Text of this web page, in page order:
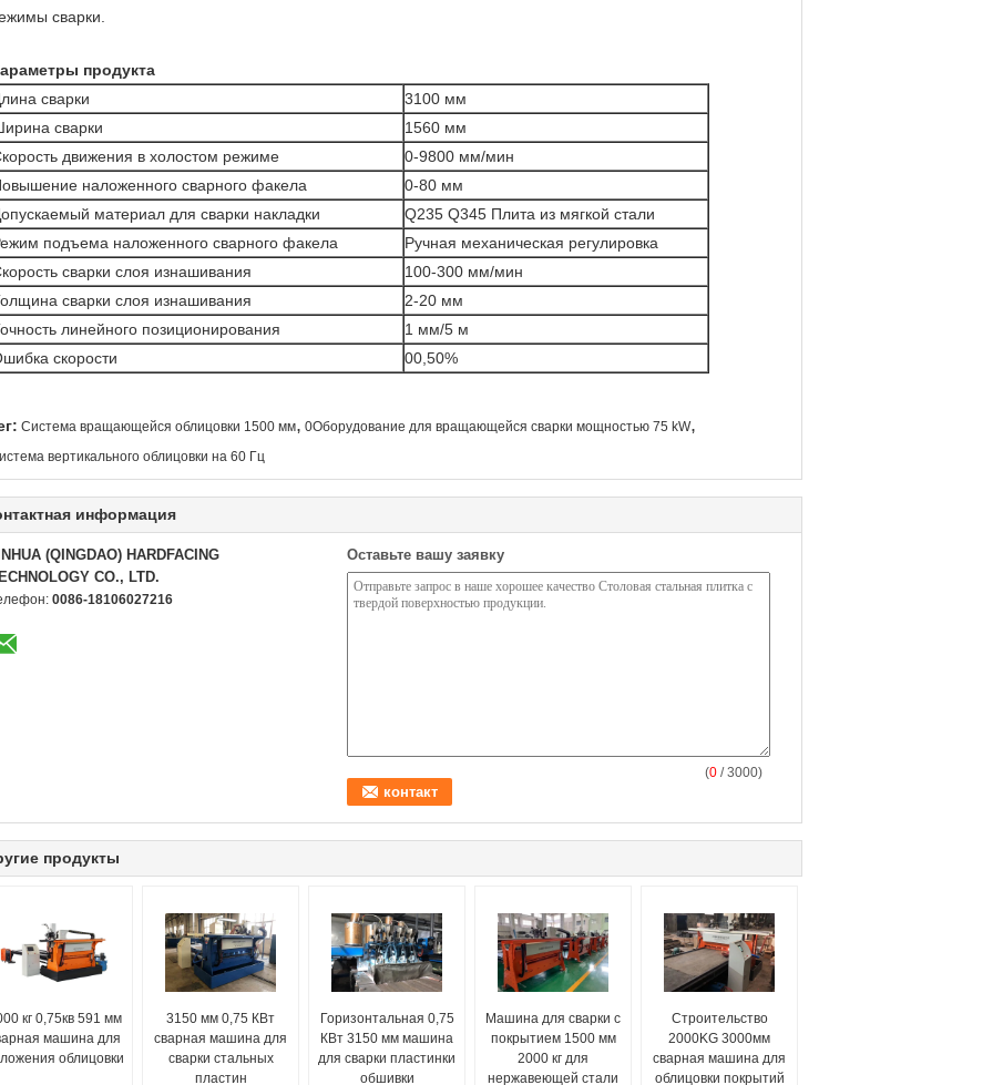
сварки.
продукта
сварки
3100 мм
сварки
1560 мм
движения в холостом режиме
0-9800 мм/мин
наложенного сварного факела
0-80 мм
материал для сварки накладки
Q235 Q345 Плита из мягкой стали
подъема наложенного сварного факела
Ручная механическая регулировка
сварки слоя изнашивания
100-300 мм/мин
сварки слоя изнашивания
2-20 мм
линейного позиционирования
1 мм/5 м
скорости
00,50%
Система вращающейся облицовки 1500 мм, 0Оборудование для вращающейся сварки мощностью 75 kW,
вертикального облицовки на 60 Гц
информация
(QINGDAO) HARDFACING
CO., LTD.
0086-18106027216
Оставьте вашу заявку
(0 / 3000)
продукты
кг 0,75кв 591 мм
машина для
облицовки
3150 мм 0,75 КВт
сварная машина для
сварки стальных
пластин
Горизонтальная 0,75
КВт 3150 мм машина
для сварки пластинки
обшивки
Машина для сварки с
покрытием 1500 мм
2000 кг для
нержавеющей стали
Строительство
2000KG 3000мм
сварная машина для
облицовки покрытий